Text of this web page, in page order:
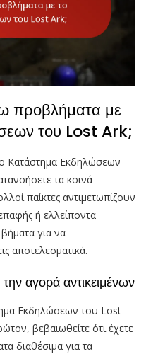
προβλήματα με
του Lost Ark;
Κατάστημα Εκδηλώσεων
τα κοινά
παίκτες αντιμετωπίζουν
ή ελλείποντα
για να
αποτελεσματικά.
αγορά αντικειμένων
Εκδηλώσεων του Lost
βεβαιωθείτε ότι έχετε
διαθέσιμα για τα